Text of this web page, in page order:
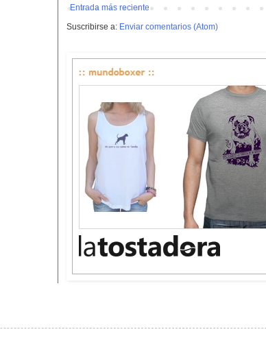
Entrada más reciente
Suscribirse a: Enviar comentarios (Atom)